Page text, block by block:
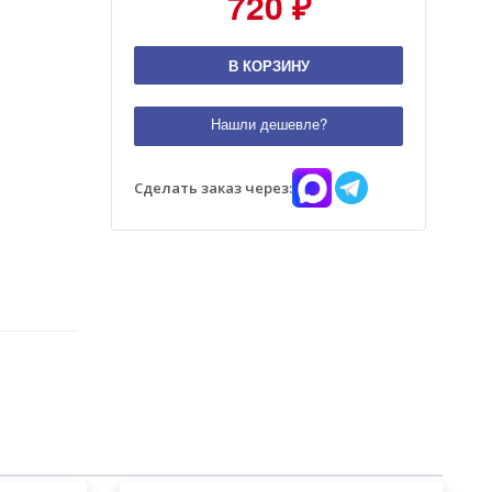
В КОРЗИНУ
Нашли дешевле?
Сделать заказ через: